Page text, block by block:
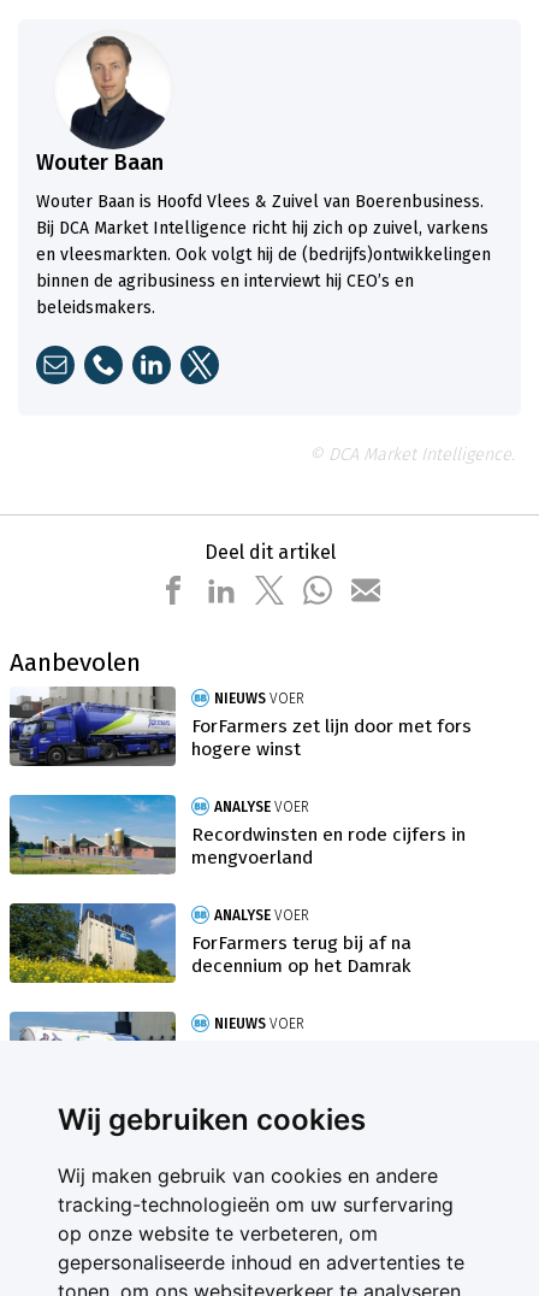
Wij gebruiken cookies
Wij maken gebruik van cookies en andere
tracking-technologieën om uw surfervaring
op onze website te verbeteren, om
gepersonaliseerde inhoud en advertenties te
tonen, om ons websiteverkeer te analyseren
Wouter Baan
Wouter Baan is Hoofd Vlees & Zuivel van Boerenbusiness.
Bij DCA Market Intelligence richt hij zich op zuivel, varkens
en vleesmarkten. Ook volgt hij de (bedrijfs)ontwikkelingen
binnen de agribusiness en interviewt hij CEO’s en
beleidsmakers.
© DCA Market Intelligence.
Deel dit artikel
Aanbevolen
NIEUWS VOER
ForFarmers zet lijn door met fors
hogere winst
ANALYSE VOER
Recordwinsten en rode cijfers in
mengvoerland
ANALYSE VOER
ForFarmers terug bij af na
decennium op het Damrak
NIEUWS VOER
Contact